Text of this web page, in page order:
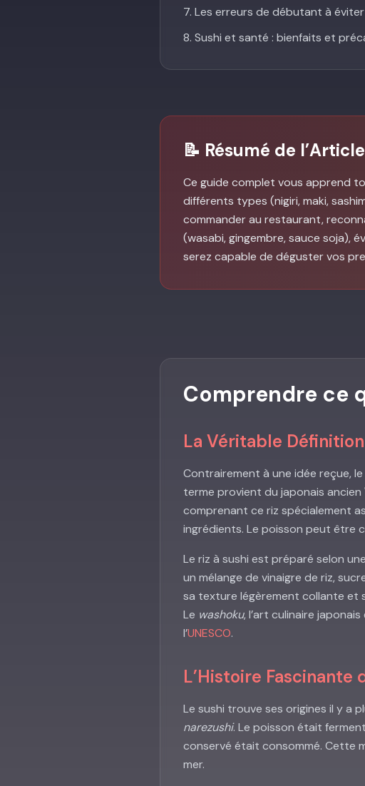
7. Les erreurs de débutant à
8. Sushi et santé : bienfaits et
📝 Résumé de l’Article
Ce guide complet vous apprend
différents types (nigiri, maki,
commander au restaurant,
(wasabi, gingembre, sauce soja),
serez capable de déguster vos
Comprendre ce
La Véritable
Contrairement à une idée reçue,
terme provient du japonais
comprenant ce riz spécialement
ingrédients. Le poisson peut être
Le riz à sushi est préparé selon
un mélange de vinaigre de riz,
sa texture légèrement collante et
Le washoku, l’art culinaire
l’UNESCO.
L’Histoire Fascinante
Le sushi trouve ses origines il y a
narezushi. Le poisson était
conservé était consommé. Cette
mer.